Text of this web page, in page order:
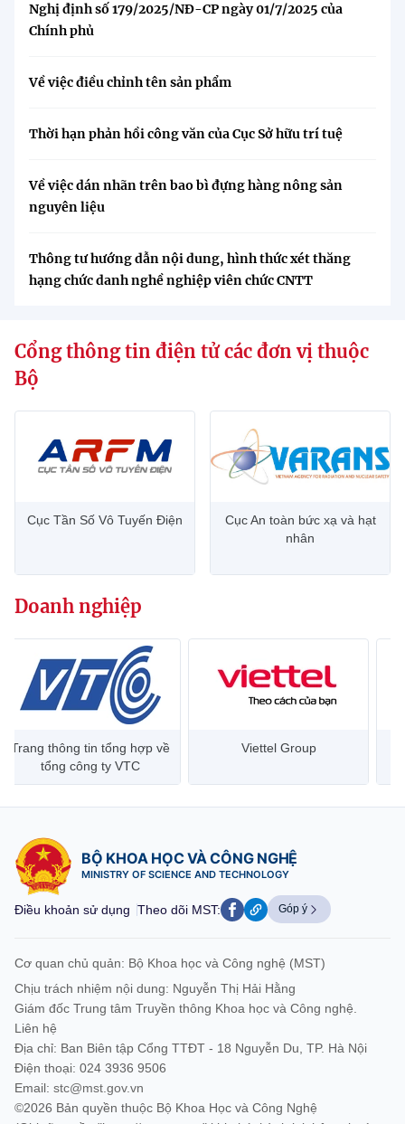
Nghị định số 179/2025/NĐ-CP ngày 01/7/2025 của
Chính phủ
Về việc điều chỉnh tên sản phẩm
Thời hạn phản hồi công văn của Cục Sở hữu trí tuệ
Về việc dán nhãn trên bao bì đựng hàng nông sản
nguyên liệu
Thông tư hướng dẫn nội dung, hình thức xét thăng
hạng chức danh nghề nghiệp viên chức CNTT
Cổng thông tin điện tử các đơn vị thuộc
Bộ
Cục Tần Số Vô Tuyến Điện
Cục An toàn bức xạ và hạt
nhân
Doanh nghiệp
Trang thông tin tổng hợp về
tổng công ty VTC
Viettel Group
BỘ KHOA HỌC VÀ CÔNG NGHỆ
MINISTRY OF SCIENCE AND TECHNOLOGY
Điều khoản sử dụng Theo dõi MST: Góp ý
Cơ quan chủ quản: Bộ Khoa học và Công nghệ (MST)
Chịu trách nhiệm nội dung: Nguyễn Thị Hải Hằng
Giám đốc Trung tâm Truyền thông Khoa học và Công nghệ.
Liên hệ
Địa chỉ: Ban Biên tập Cổng TTĐT - 18 Nguyễn Du, TP. Hà Nội
Điện thoại: 024 3936 9506
Email: stc@mst.gov.vn
©2026 Bản quyền thuộc Bộ Khoa Học và Công Nghệ